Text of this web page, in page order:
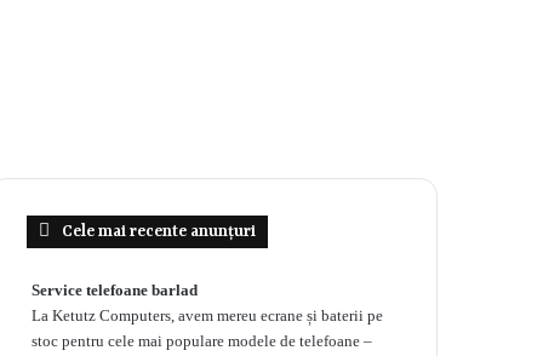
Cele mai recente anunțuri
Service telefoane barlad
La Ketutz Computers, avem mereu ecrane și baterii pe
stoc pentru cele mai populare modele de telefoane –